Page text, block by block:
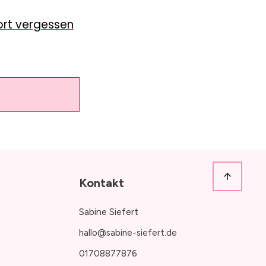
vergessen
Kontakt
Sabine Siefert
hallo@sabine-siefert.de
01708877876